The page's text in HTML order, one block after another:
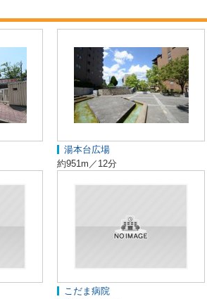
湯本台広場
約951m／12分
こだま病院